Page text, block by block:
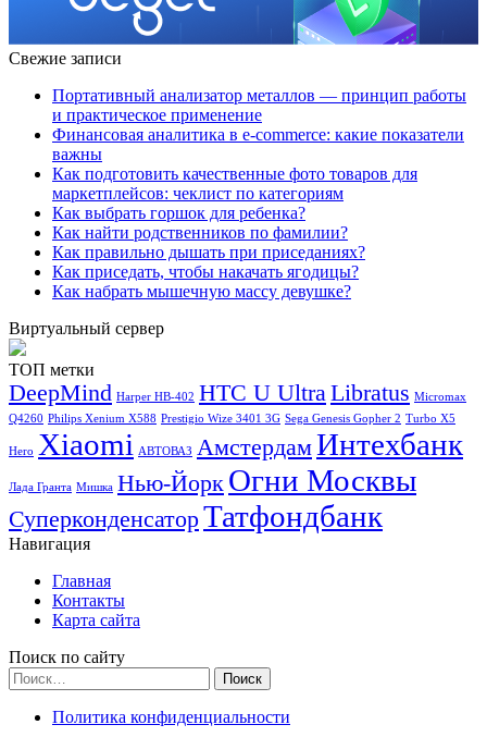
Свежие записи
Портативный анализатор металлов — принцип работы
и практическое применение
Финансовая аналитика в e-commerce: какие показатели
важны
Как подготовить качественные фото товаров для
маркетплейсов: чеклист по категориям
Как выбрать горшок для ребенка?
Как найти родственников по фамилии?
Как правильно дышать при приседаниях?
Как приседать, чтобы накачать ягодицы?
Как набрать мышечную массу девушке?
Виртуальный сервер
ТОП метки
DeepMind Harper HB-402 HTC U UltraLibratus Micromax
Q4260 Philips Xenium X588 Prestigio Wize 3401 3G Sega Genesis Gopher 2 Turbo X5
Hero Xiaomi АВТОВАЗ АмстердамИнтехбанк
Лада Гранта Мишка Нью-Йорк Огни Москвы
СуперконденсаторТатфондбанк
Навигация
Главная
Контакты
Карта сайта
Поиск по сайту
Найти:
Политика конфиденциальности